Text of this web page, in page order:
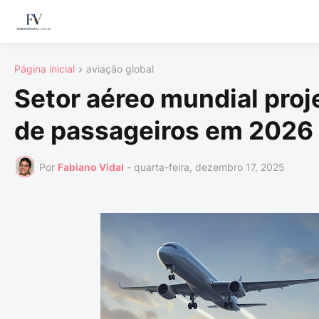
Página inicial aviação global
Setor aéreo mundial
de passageiros em 2026
Por Fabiano Vidal - quarta-feira, dezembro 17, 2025